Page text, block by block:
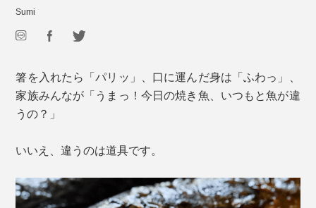
Sumi
箸を入れたら「パリッ」、口に運んだ身は「ふわっ」、
家族みんなが「うまっ！今日の焼き魚、いつもと魚が違
うの？」
いいえ、違うのは道具です。